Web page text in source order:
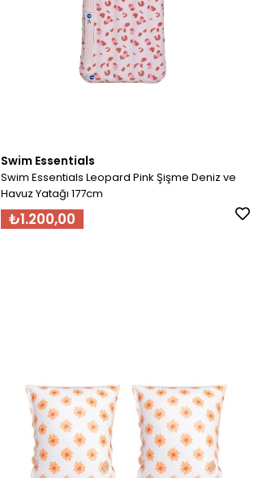
Swim Essentials
Swim Essentials Leopard Pink Şişme Deniz ve
Havuz Yatağı 177cm
₺1.200,00